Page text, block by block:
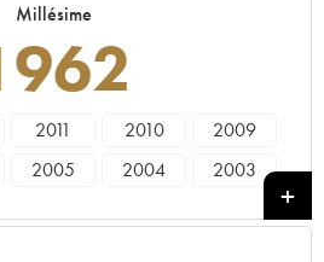
Millésime
2011 2010
2009
2005 2004
2003